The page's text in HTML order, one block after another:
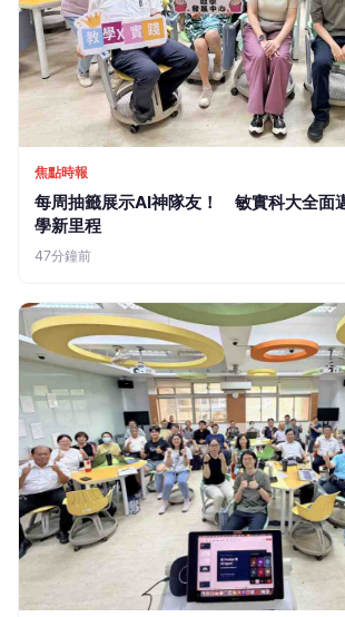
每周抽籤展示AI神隊友！ 敏實科大全面
學新里程
47分鐘前
大成報